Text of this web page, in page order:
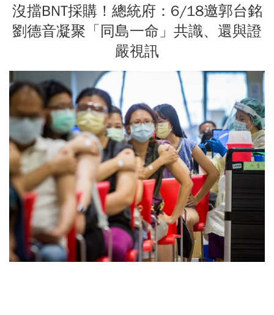
沒擋BNT採購！總統府：6/18邀郭台銘
劉德音凝聚「同島一命」共識、還與證
嚴視訊